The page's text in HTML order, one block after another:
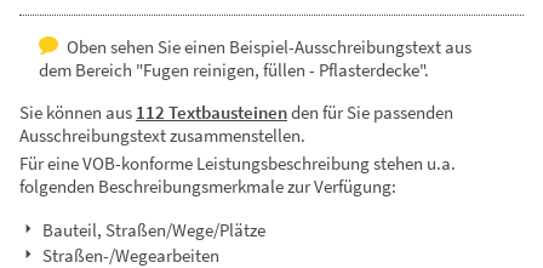
Oben sehen Sie einen Beispiel-Ausschreibungstext aus
dem Bereich "Fugen reinigen, füllen - Pflasterdecke".
Sie können aus 112 Textbausteinenden für Sie passenden
Ausschreibungstext zusammenstellen.
Für eine VOB-konforme Leistungsbeschreibung stehen u.a.
folgenden Beschreibungsmerkmale zur Verfügung:
Bauteil, Straßen/Wege/Plätze
Straßen-/Wegearbeiten